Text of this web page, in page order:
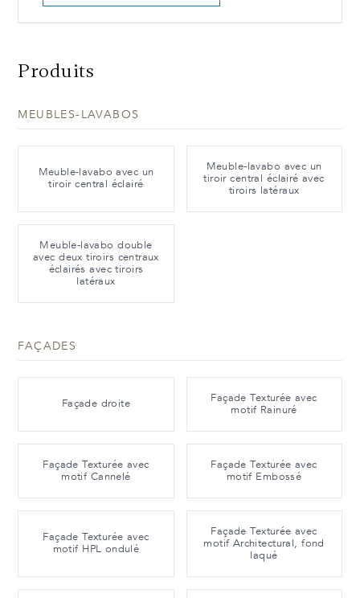
Produits
MEUBLES-LAVABOS
Meuble-lavabo avec un
tiroir central éclairé
Meuble-lavabo avec un
tiroir central éclairé avec
tiroirs latéraux
Meuble-lavabo double
avec deux tiroirs centraux
éclairés avec tiroirs
latéraux
FAÇADES
Façade droite
Façade Texturée avec
motif Rainuré
Façade Texturée avec
motif Cannelé
Façade Texturée avec
motif Embossé
Façade Texturée avec
motif HPL ondulé
Façade Texturée avec
motif Architectural, fond
laqué